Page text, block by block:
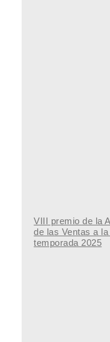
VIII premio de la
de las Ventas a
temporada 2025